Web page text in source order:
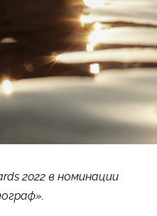
2022 в номинации